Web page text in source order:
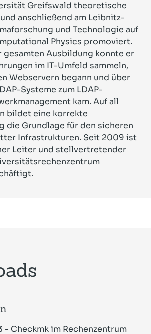
Greifswald theoretische
anschließend am Leibnitz-
und Technologie auf
Physics promoviert.
gesamten Ausbildung konnte er
im IT-Umfeld sammeln,
Webservern begann und über
Systeme zum LDAP-
kam. Auf all
bildet eine korrekte
die Grundlage für den sicheren
Infrastrukturen. Seit 2009 ist
Leiter und stellvertretender
- Checkmk im Rechenzentrum